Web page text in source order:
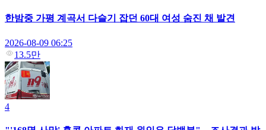
한밤중 가평 계곡서 다슬기 잡던 60대 여성 숨진 채 발견
2026-08-09 06:25
13.5만
4